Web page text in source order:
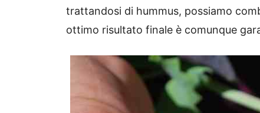
trattandosi di hummus, possiamo
ottimo risultato finale è comunque